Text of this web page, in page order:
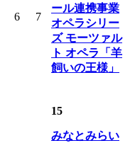
6 7
ール連携事業
オペラシリー
ズ モーツァル
ト オペラ「羊
飼いの王様」
15
みなとみらい